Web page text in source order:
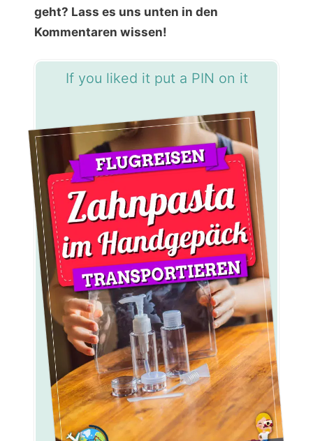
geht? Lass es uns unten in den
Kommentaren wissen!